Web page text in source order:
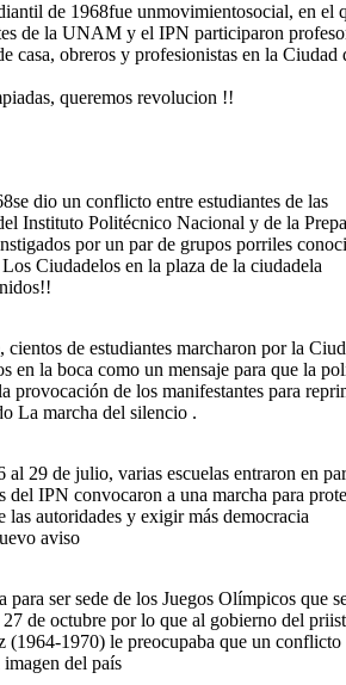
de 1968fue unmovimientosocial, en el
de la UNAM y el IPN participaron
casa, obreros y profesionistas en la Ciudad
queremos revolucion !!
dio un conflicto entre estudiantes de las
Instituto Politécnico Nacional y de la
por un par de grupos porriles
Ciudadelos en la plaza de la ciudadela
cientos de estudiantes marcharon por la
en la boca como un mensaje para que la
provocación de los manifestantes para
La marcha del silencio .
al 29 de julio, varias escuelas entraron en
del IPN convocaron a una marcha para
las autoridades y exigir más democracia
aviso
para ser sede de los Juegos Olímpicos que
de octubre por lo que al gobierno del
(1964-1970) le preocupaba que un conflicto
del país